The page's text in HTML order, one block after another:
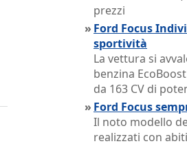
prezzi
» Ford Focus
sportività
La vettura si
benzina
da 163 CV di
» Ford Focus
Il noto modello
realizzati con